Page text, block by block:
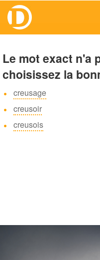
Le mot exact n'a
choisissez la
creusage
creusoir
creusois